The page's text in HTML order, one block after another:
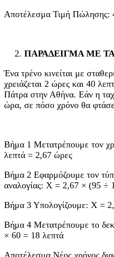
Αποτέλεσμα Τιμή Πώλησης:
ΠΑΡΑΔΕΙΓΜΑ ΜΕ
Ένα τρένο κινείται με
χρειάζεται 2 ώρες και 40
Πάτρα στην Αθήνα. Εάν η
ώρα, σε πόσο χρόνο θα
Βήμα 1 Μετατρέπουμε τον
λεπτά = 2,67 ώρες
Βήμα 2 Εφαρμόζουμε τον
αναλογίας: Χ = 2,67 × (95 ÷
Βήμα 3 Υπολογίζουμε: Χ =
Βήμα 4 Μετατρέπουμε το
× 60 = 18 λεπτά
Αποτέλεσμα Νέος χρόνος